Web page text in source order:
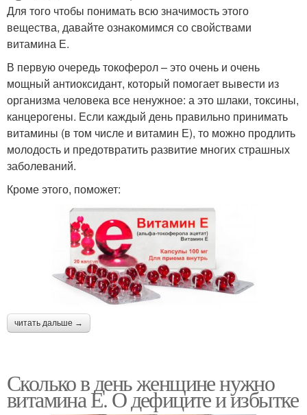
Для того чтобы понимать всю значимость этого
вещества, давайте ознакомимся со свойствами
витамина Е.
В первую очередь токоферол – это очень и очень
мощный антиоксидант, который помогает вывести из
организма человека все ненужное: а это шлаки, токсины,
канцерогены. Если каждый день правильно принимать
витамины (в том числе и витамин Е), то можно продлить
молодость и предотвратить развитие многих страшных
заболеваний.
Кроме этого, поможет:
читать дальше →
Сколько в день женщине нужно
витамина Е. О дефиците и избытке